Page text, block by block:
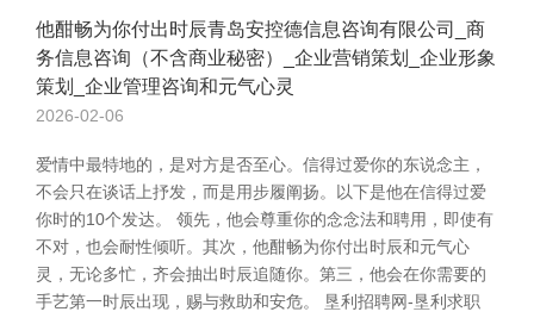
他酣畅为你付出时辰青岛安控德信息咨询有限公司_商
务信息咨询（不含商业秘密）_企业营销策划_企业形象
策划_企业管理咨询和元气心灵
2026-02-06
爱情中最特地的，是对方是否至心。信得过爱你的东说念主，
不会只在谈话上抒发，而是用步履阐扬。以下是他在信得过爱
你时的10个发达。 领先，他会尊重你的念念法和聘用，即使有
不对，也会耐性倾听。其次，他酣畅为你付出时辰和元气心
灵，无论多忙，齐会抽出时辰追随你。第三，他会在你需要的
手艺第一时辰出现，赐与救助和安危。 垦利招聘网-垦利求职